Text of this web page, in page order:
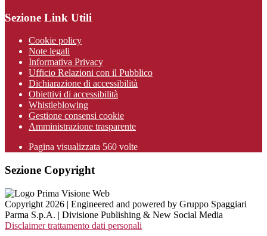
Sezione Link Utili
Cookie policy
Note legali
Informativa Privacy
Ufficio Relazioni con il Pubblico
Dichiarazione di accessibilità
Obiettivi di accessibilità
Whistleblowing
Gestione consensi cookie
Amministrazione trasparente
Pagina visualizzata 560 volte
Sezione Copyright
Copyright 2026 | Engineered and powered by Gruppo Spaggiari
Parma S.p.A. | Divisione Publishing & New Social Media
Disclaimer trattamento dati personali